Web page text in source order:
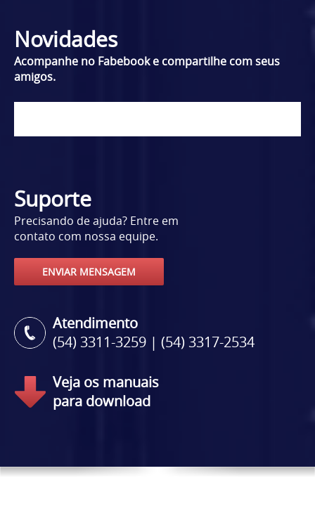
Novidades
Acompanhe no Fabebook e compartilhe com seus
amigos.
Suporte
Precisando de ajuda? Entre em
contato com nossa equipe.
ENVIAR MENSAGEM
Atendimento
(54) 3311-3259 | (54) 3317-2534
Veja os manuais
para download